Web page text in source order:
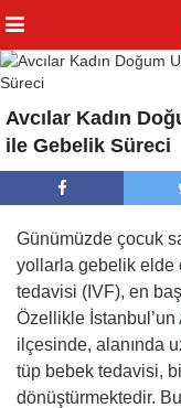
Avcılar Kadın
ile Gebelik Süreci
Günümüzde çocuk
yollarla gebelik elde
tedavisi (IVF), en
Özellikle İstanbul’un
ilçesinde, alanında
tüp bebek tedavisi,
dönüştürmektedir.